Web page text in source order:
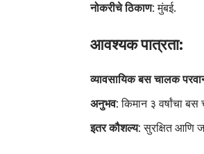
नोकरीचे ठिकाण: मुंबई.
आवश्यक पात्रता:
व्यावसायिक बस चालक
अनुभव: किमान ३ वर्षांचा
इतर कौशल्य: सुरक्षित आणि